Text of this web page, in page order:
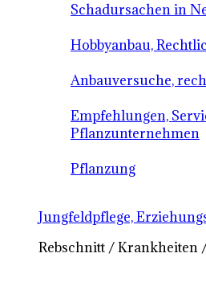
Schadursachen in
Hobbyanbau,
Anbauversuche,
Empfehlungen,
Pflanzunternehmen
Pflanzung
Jungfeldpflege,
Rebschnitt / Krankheiten